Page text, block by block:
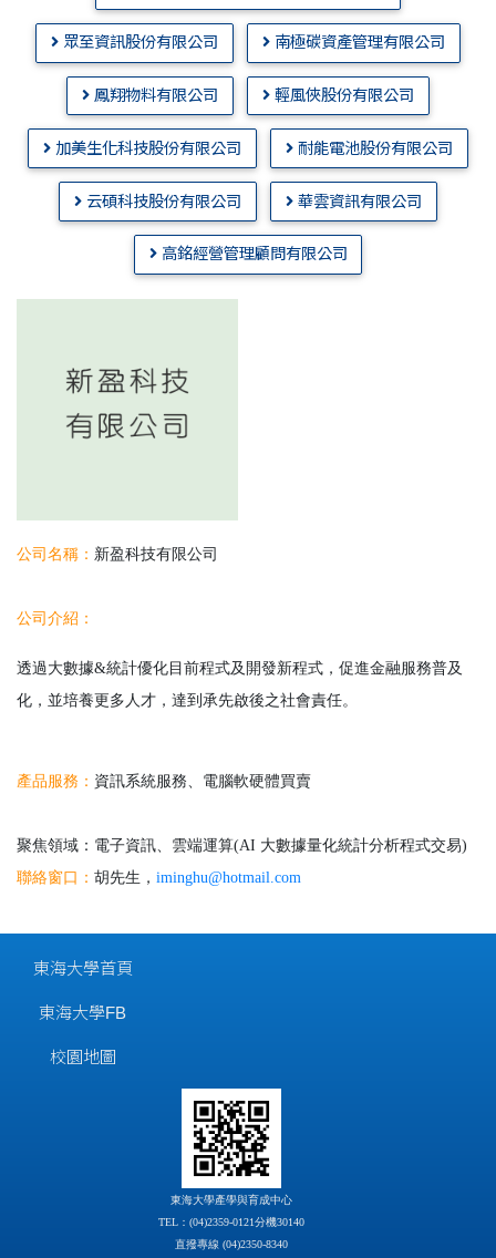
眾至資訊股份有限公司 南極碳資產管理有限公司
鳳翔物料有限公司 輕風俠股份有限公司
加美生化科技股份有限公司 耐能電池股份有限公司
云碩科技股份有限公司 華雲資訊有限公司
高銘經營管理顧問有限公司
公司名稱： 新盈科技有限公司
公司介紹：
透過大數據&統計優化目前程式及開發新程式，促進金融服務普及
化，並培養更多人才，達到承先啟後之社會責任。
產品服務： 資訊系統服務、電腦軟硬體買賣
聚焦領域：電子資訊、雲端運算(AI 大數據量化統計分析程式交易)
聯絡窗口： 胡先生， iminghu@hotmail.com
東海大學首頁
東海大學FB
校園地圖
東海大學產學與育成中心
TEL：(04)2359-0121分機30140
直撥專線 (04)2350-8340